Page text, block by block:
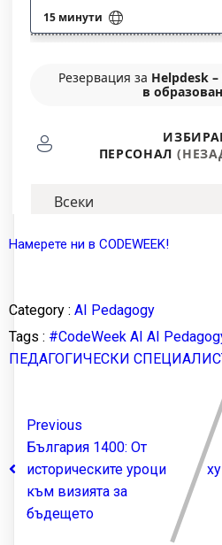
Намерете ни в CODEWEEK!
Category : AI Pedagogy
Tags : #CodeWeek AI AI
ПЕДАГОГИЧЕСКИ
Previous
България 1400: От
историческите уроци
към визията за
бъдещето